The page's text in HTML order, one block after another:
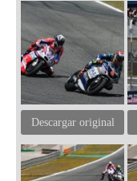
Descargar original